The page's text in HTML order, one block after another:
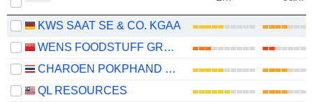
KWS SAAT SE & CO. KGAA
WENS FOODSTUFF GROUP CO., LTD.
CHAROEN POKPHAND FOODS
QL RESOURCES